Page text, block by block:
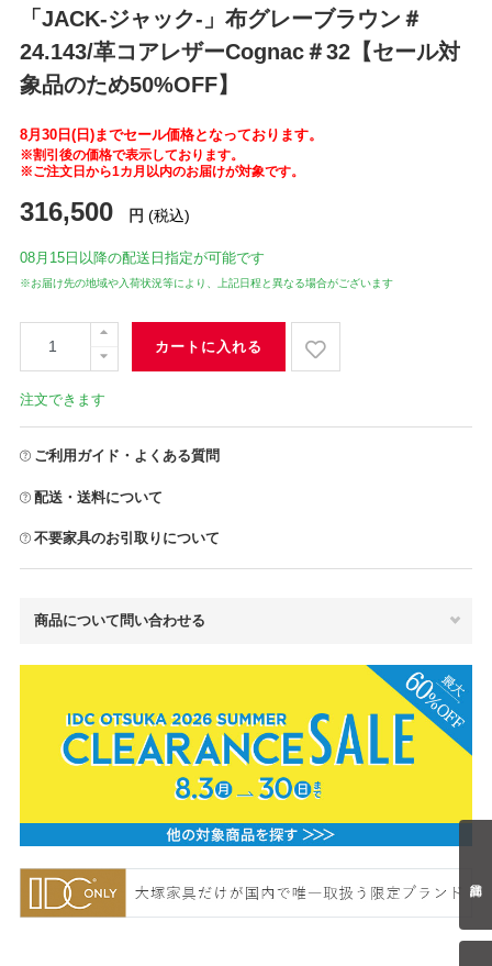
「JACK-ジャック-」布グレーブラウン＃
24.143/革コアレザーCognac＃32【セール対
象品のため50%OFF】
8月30日(日)までセール価格となっております。
※割引後の価格で表示しております。
※ご注文日から1カ月以内のお届けが対象です。
316,500 円 (税込)
08月15日 以降の配送日指定が可能です
※お届け先の地域や入荷状況等により、上記日程と異なる場合がございます
カートに入れる
注文できます
ご利用ガイド・よくある質問
配送・送料について
不要家具のお引取りについて
商品について問い合わせる